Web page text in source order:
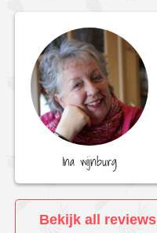
Ina wijnburg
Bekijk all reviews